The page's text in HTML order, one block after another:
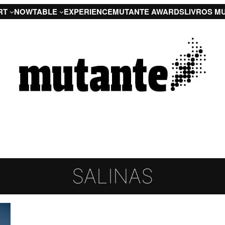
NOWTABLE EXPERIENCEMUTANTE AWARDSLIVROS
SALINAS